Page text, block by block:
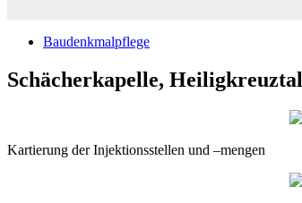
Baudenkmalpflege
Schächerkapelle, Heiligkreuztal
Kartierung der Injektionsstellen und –mengen